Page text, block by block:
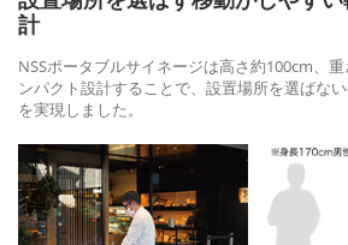
計
NSSポータブルサイネージは高さ約100cm、
ンパクト設計することで、設置場所を選ばな
を実現しました。